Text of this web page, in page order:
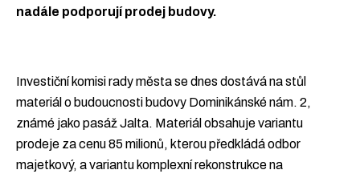
nadále podporují prodej budovy.
Investiční komisi rady města se dnes dostává na stůl
materiál o budoucnosti budovy Dominikánské nám. 2,
známé jako pasáž Jalta. Materiál obsahuje variantu
prodeje za cenu 85 milionů, kterou předkládá odbor
majetkový, a variantu komplexní rekonstrukce na